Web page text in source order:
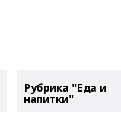
Рубрика "Еда и
напитки"